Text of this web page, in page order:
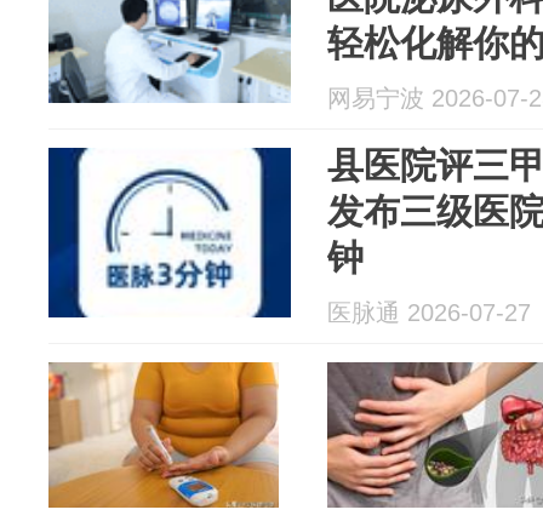
轻松化解你
网易宁波 2026-07-
县医院评三
发布三级医
钟
医脉通 2026-07-27